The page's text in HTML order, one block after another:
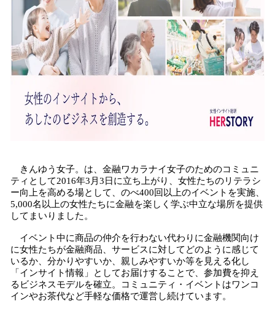
きんゆう女子。は、金融ワカラナイ女子のためのコミュニ
ティとして2016年3月3日に立ち上がり、女性たちのリテラシ
ー向上を高める場として、のべ400回以上のイベントを実施、
5,000名以上の女性たちに金融を楽しく学ぶ中立な場所を提供
してまいりました。
イベント中に商品の仲介を行わない代わりに金融機関向け
に女性たちが金融商品、サービスに対してどのように感じて
いるか、分かりやすいか、親しみやすいか等を見える化し
「インサイト情報」としてお届けすることで、参加費を抑え
るビジネスモデルを確立。コミュニティ・イベントはワンコ
インやお茶代など手軽な価格で運営し続けています。